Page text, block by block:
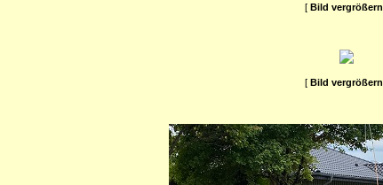
[ Bild vergrößern
[ Bild vergrößern